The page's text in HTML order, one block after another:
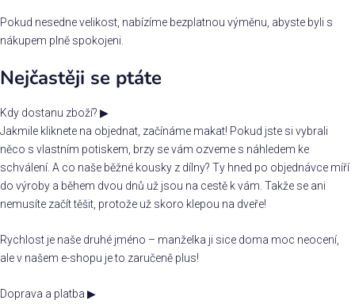
Pokud nesedne velikost, nabízíme bezplatnou výměnu, abyste byli s
nákupem plně spokojeni.
Nejčastěji se ptáte
Kdy dostanu zboží? ▶
Jakmile kliknete na objednat, začínáme makat! Pokud jste si vybrali
něco s vlastním potiskem, brzy se vám ozveme s náhledem ke
schválení. A co naše běžné kousky z dílny? Ty hned po objednávce míří
do výroby a během dvou dnů už jsou na cestě k vám. Takže se ani
nemusíte začít těšit, protože už skoro klepou na dveře!
Rychlost je naše druhé jméno – manželka ji sice doma moc neocení,
ale v našem e-shopu je to zaručeně plus!
Doprava a platba ▶